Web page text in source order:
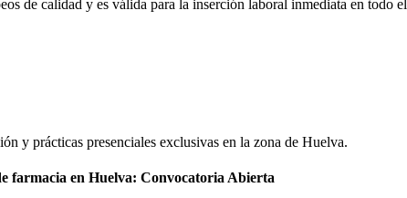
de calidad y es válida para la inserción laboral inmediata en todo
y prácticas presenciales exclusivas en la zona de Huelva.
farmacia en Huelva: Convocatoria Abierta